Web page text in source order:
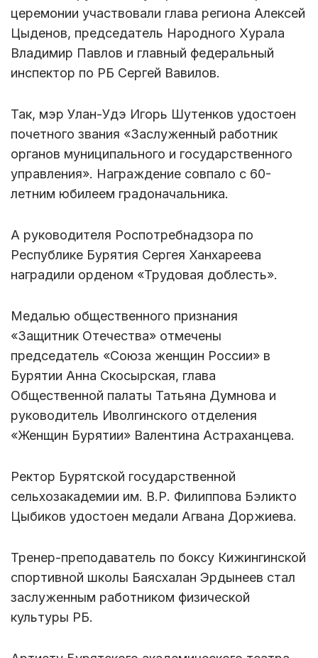
церемонии участвовали глава региона Алексей
Цыденов, председатель Народного Хурала
Владимир Павлов и главный федеральный
инспектор по РБ Сергей Вавилов.
Так, мэр Улан-Удэ Игорь Шутенков удостоен
почетного звания «Заслуженный работник
органов муниципального и государственного
управления». Награждение совпало с 60-
летним юбилеем градоначальника.
А руководителя Роспотребнадзора по
Республике Бурятия Сергея Ханхареева
наградили орденом «Трудовая доблесть».
Медалью общественного признания
«Защитник Отечества» отмечены
председатель «Союза женщин России» в
Бурятии Анна Скосырская, глава
Общественной палаты Татьяна Думнова и
руководитель Иволгинского отделения
«Женщин Бурятии» Валентина Астраханцева.
Ректор Бурятской государственной
сельхозакадемии им. В.Р. Филиппова Бэликто
Цыбиков удостоен медали Агвана Доржиева.
Тренер-преподаватель по боксу Кижингинской
спортивной школы Баясхалан Эрдынеев стал
заслуженным работником физической
культуры РБ.